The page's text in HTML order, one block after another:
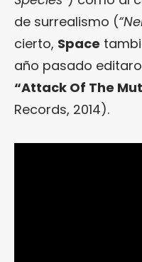
de surrealismo (
cierto, Space
año pasado
“Attack Of The
Records, 2014).